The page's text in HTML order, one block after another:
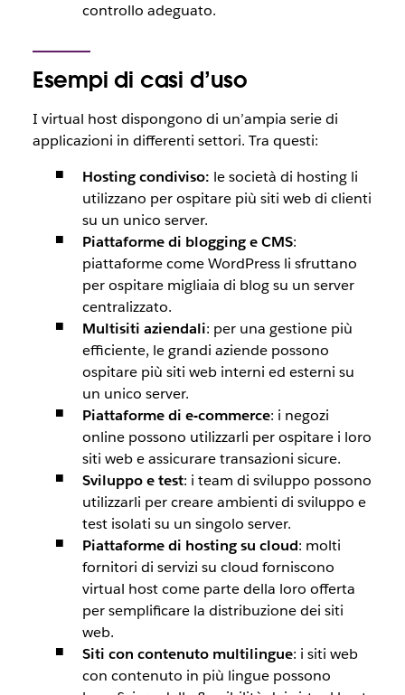
controllo adeguato.
Esempi di casi d’uso
I virtual host dispongono di un’ampia serie di
applicazioni in differenti settori. Tra questi:
Hosting condiviso: le società di hosting li
utilizzano per ospitare più siti web di clienti
su un unico server.
Piattaforme di blogging e CMS:
piattaforme come WordPress li sfruttano
per ospitare migliaia di blog su un server
centralizzato.
Multisiti aziendali: per una gestione più
efficiente, le grandi aziende possono
ospitare più siti web interni ed esterni su
un unico server.
Piattaforme di e-commerce: i negozi
online possono utilizzarli per ospitare i loro
siti web e assicurare transazioni sicure.
Sviluppo e test: i team di sviluppo possono
utilizzarli per creare ambienti di sviluppo e
test isolati su un singolo server.
Piattaforme di hosting su cloud: molti
fornitori di servizi su cloud forniscono
virtual host come parte della loro offerta
per semplificare la distribuzione dei siti
web.
Siti con contenuto multilingue: i siti web
con contenuto in più lingue possono